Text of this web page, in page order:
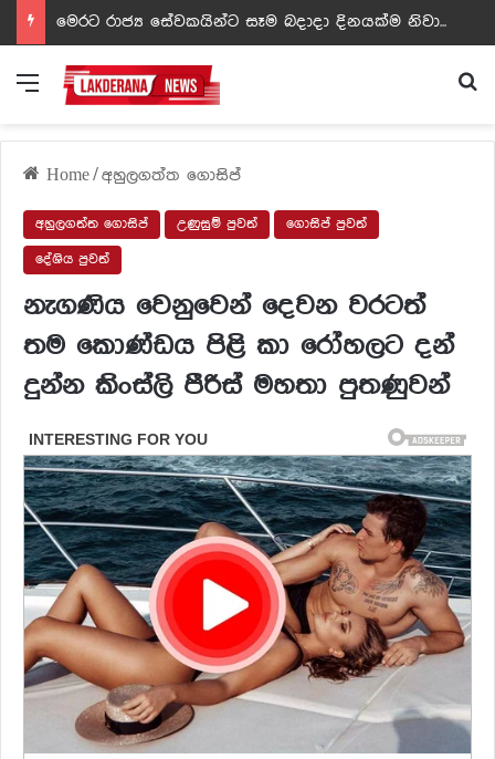
ඩඩ්ලිට දෙවෙනි නොවූ රත්න සහල් අධිපති..- PHOTOS
Menu
Home/අහුලගත්ත ගොසිප්
අහුලගත්ත ගොසිප් උණුසුම් පුවත් ගොසිප් පුවත්
දේශිය පුවත්
නැගණිය වෙනුවෙන් දෙවන වරටත්
තම කොණ්ඩය පිළි කා රෝහලට දන්
දුන්න කිංස්ලි පීරිස් මහතා පුතණුවන්